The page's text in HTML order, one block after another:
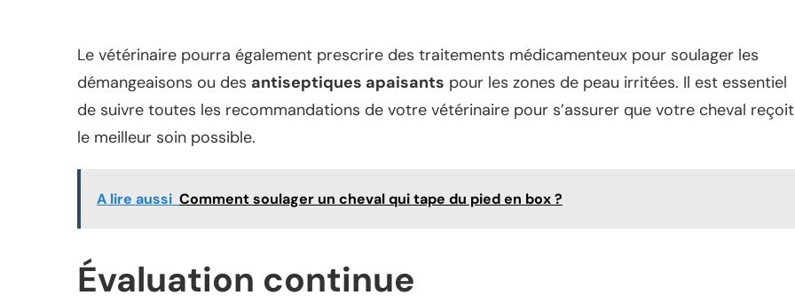
Le vétérinaire pourra également prescrire des traitements médicamenteux pour soulager les
démangeaisons ou des antiseptiques apaisants pour les zones de peau irritées. Il est essentiel
de suivre toutes les recommandations de votre vétérinaire pour s’assurer que votre cheval reçoit
le meilleur soin possible.
A lire aussi Comment soulager un cheval qui tape du pied en box ?
Évaluation continue